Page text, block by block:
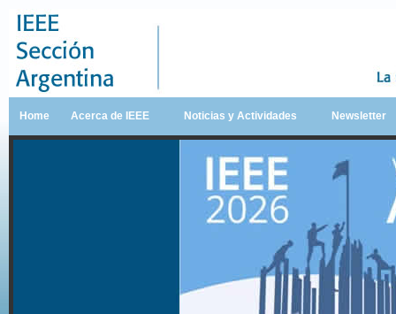
Home Acerca de IEEE Noticias y Actividades Newsletter